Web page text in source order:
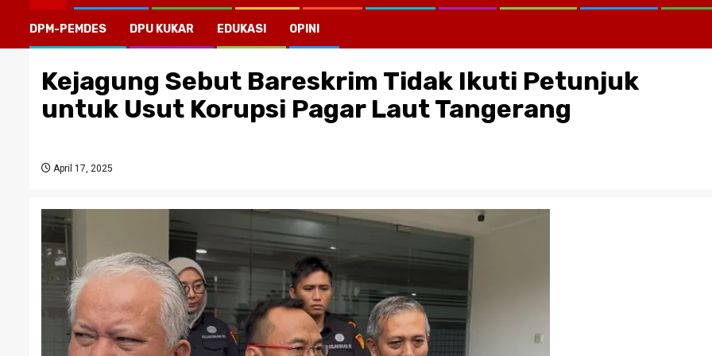
DPM-PEMDES DPU KUKAR EDUKASI OPINI
Kejagung Sebut Bareskrim Tidak Ikuti Petunjuk
untuk Usut Korupsi Pagar Laut Tangerang
April 17, 2025
KORTASTIPIDKOR POLRI…?
August 2, 2026